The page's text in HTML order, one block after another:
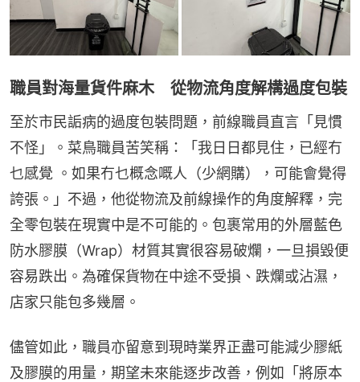
職員對海量貨件麻木 從物流角度解構過度包裝
至於市民詬病的過度包裝問題，前線職員直言「見慣
不怪」。菜鳥職員苦笑稱：「我日日都見住，已經冇
乜感覺 。如果冇乜概念嘅人（少網購），可能會覺得
誇張。」不過，他從物流及前線操作的角度解釋，完
全零包裝在現實中是不可能的。包裹常用的外層藍色
防水膠膜（Wrap）材質其實很容易破爛，一旦損毀便
容易跌出。為確保貨物在中途不受損、跌爛或沾濕，
店家只能包多幾層。
儘管如此，職員亦留意到現時業界正盡可能減少膠紙
及膠膜的用量，期望未來能逐步改善，例如「將原本